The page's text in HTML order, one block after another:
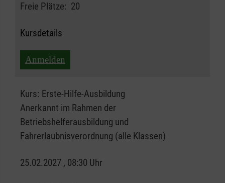
Freie Plätze: 20
Kursdetails
Anmelden
Kurs: Erste-Hilfe-Ausbildung
Anerkannt im Rahmen der
Betriebshelferausbildung und
Fahrerlaubnisverordnung (alle Klassen)
25.02.2027 , 08:30 Uhr